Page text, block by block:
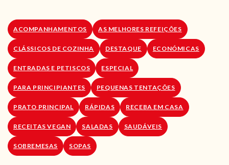
ACOMPANHAMENTOS AS MELHORES REFEIÇÕES
CLÁSSICOS DE COZINHA DESTAQUE ECONÓMICAS
ENTRADAS E PETISCOS ESPECIAL
PARA PRINCIPIANTES PEQUENAS TENTAÇÕES
PRATO PRINCIPAL RÁPIDAS RECEBA EM CASA
RECEITAS VEGAN SALADAS SAUDÁVEIS
SOBREMESAS SOPAS